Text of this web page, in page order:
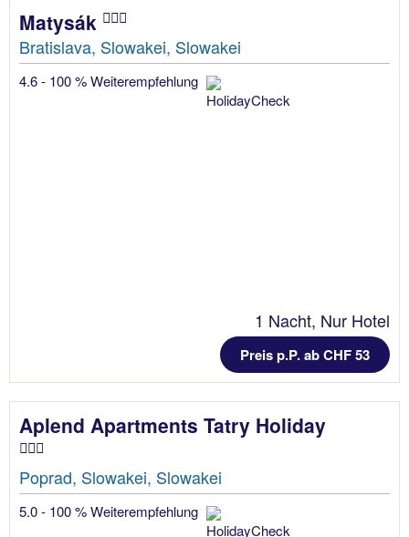
Matysák
Bratislava, Slowakei, Slowakei
4.6 - 100 % Weiterempfehlung
1 Nacht, Nur Hotel
Preis p.P. ab CHF 53
Aplend Apartments Tatry Holiday
Poprad, Slowakei, Slowakei
5.0 - 100 % Weiterempfehlung